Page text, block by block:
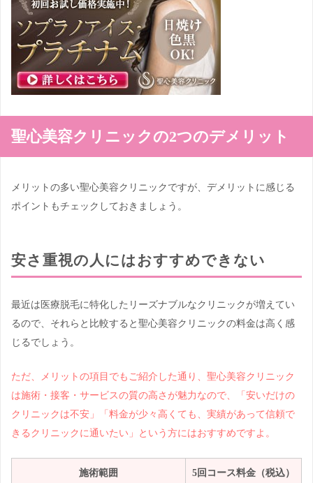
聖心美容クリニックの2つのデメリット
メリットの多い聖心美容クリニックですが、デメリットに感じる
ポイントもチェックしておきましょう。
安さ重視の人にはおすすめできない
最近は医療脱毛に特化したリーズナブルなクリニックが増えてい
るので、それらと比較すると聖心美容クリニックの料金は高く感
じるでしょう。
ただ、メリットの項目でもご紹介した通り、聖心美容クリニック
は施術・接客・サービスの質の高さが魅力なので、「安いだけの
クリニックは不安」「料金が少々高くても、実績があって信頼で
きるクリニックに通いたい」という方にはおすすめですよ。
施術範囲 5回コース料金（税込）